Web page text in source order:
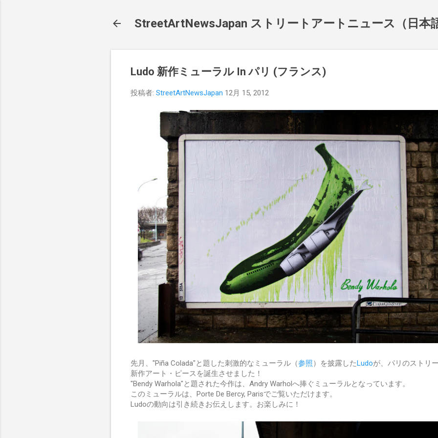
StreetArtNewsJapan ストリートアートニュース（日本
Ludo 新作ミューラル In パリ (フランス)
投稿者: StreetArtNewsJapan 12月 15, 2012
先月、"Piña Colada"と題した刺激的なミューラル（参照）を披露したLudoが、パリのストリ
新作アート・ピースを誕生させました！
"Bendy Warhola"と題された今作は、Andry Warholへ捧ぐミューラルとなっています。
このミューラルは、Porte De Bercy, Parisでご覧いただけます。
Ludoの動向は引き続きお伝えします。お楽しみに！